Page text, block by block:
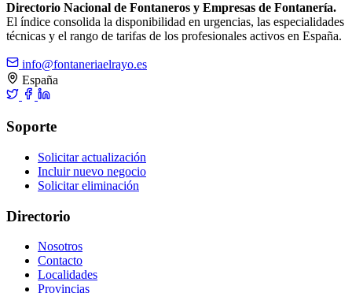
Directorio Nacional de Fontaneros y Empresas de Fontanería.
El índice consolida la disponibilidad en urgencias, las especialidades
técnicas y el rango de tarifas de los profesionales activos en España.
info@fontaneriaelrayo.es
España
Soporte
Solicitar actualización
Incluir nuevo negocio
Solicitar eliminación
Directorio
Nosotros
Contacto
Localidades
Provincias